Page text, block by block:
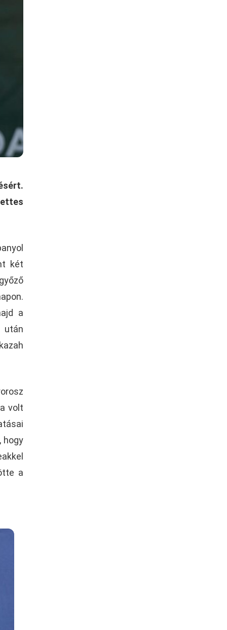
két
a
után
volt
hogy
a